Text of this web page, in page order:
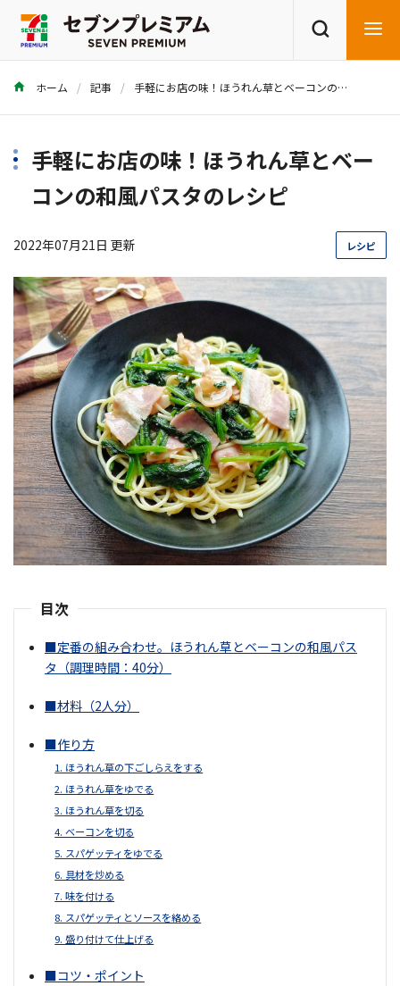
商品を探す レシピを探す
ホーム 記事 手軽にお店の味！ほうれん草とベーコンの和風パスタのレシピ
手軽にお店の味！ほうれん草とベー
コンの和風パスタのレシピ
2022年07月21日 更新 レシピ
目次
■定番の組み合わせ。ほうれん草とベーコンの和風パス
タ（調理時間：40分）
■材料（2人分）
■作り方
1. ほうれん草の下ごしらえをする
2. ほうれん草をゆでる
3. ほうれん草を切る
4. ベーコンを切る
5. スパゲッティをゆでる
6. 具材を炒める
7. 味を付ける
8. スパゲッティとソースを絡める
9. 盛り付けて仕上げる
■コツ・ポイント